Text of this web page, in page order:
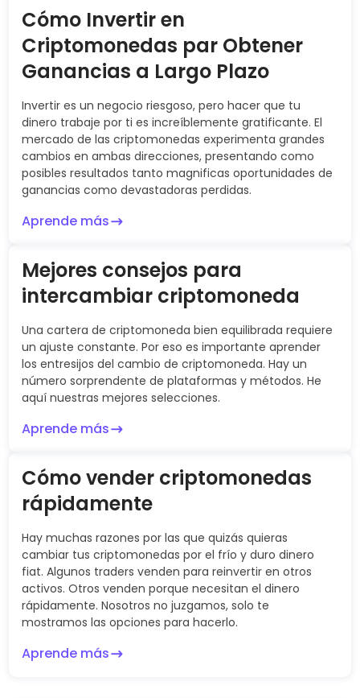
Cómo Invertir en
Criptomonedas par Obtener
Ganancias a Largo Plazo
Invertir es un negocio riesgoso, pero hacer que tu
dinero trabaje por ti es increíblemente gratificante. El
mercado de las criptomonedas experimenta grandes
cambios en ambas direcciones, presentando como
posibles resultados tanto magnificas oportunidades de
ganancias como devastadoras perdidas.
Aprende más
Mejores consejos para
intercambiar criptomoneda
Una cartera de criptomoneda bien equilibrada requiere
un ajuste constante. Por eso es importante aprender
los entresijos del cambio de criptomoneda. Hay un
número sorprendente de plataformas y métodos. He
aquí nuestras mejores selecciones.
Aprende más
Cómo vender criptomonedas
rápidamente
Hay muchas razones por las que quizás quieras
cambiar tus criptomonedas por el frío y duro dinero
fiat. Algunos traders venden para reinvertir en otros
activos. Otros venden porque necesitan el dinero
rápidamente. Nosotros no juzgamos, solo te
mostramos las opciones para hacerlo.
Aprende más